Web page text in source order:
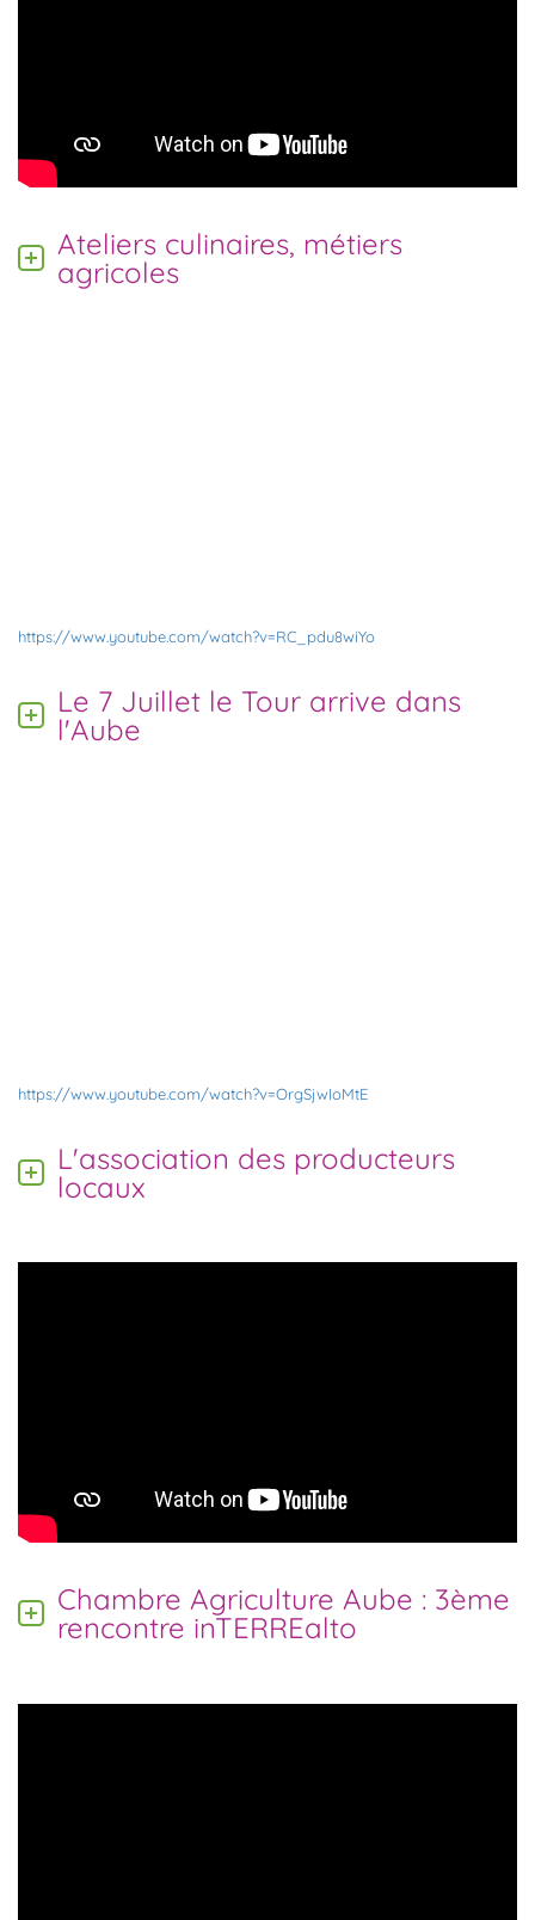
Ateliers culinaires, métiers
agricoles
https://www.youtube.com/watch?v=RC_pdu8wiYo
Le 7 Juillet le Tour arrive dans
l'Aube
https://www.youtube.com/watch?v=OrgSjwIoMtE
L'association des producteurs
locaux
Chambre Agriculture Aube : 3ème
rencontre inTERREalto